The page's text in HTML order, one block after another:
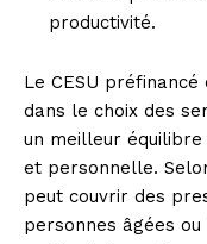
productivité.
Le CESU
dans le choix des
un meilleur
et personnelle.
peut couvrir des
personnes âgées